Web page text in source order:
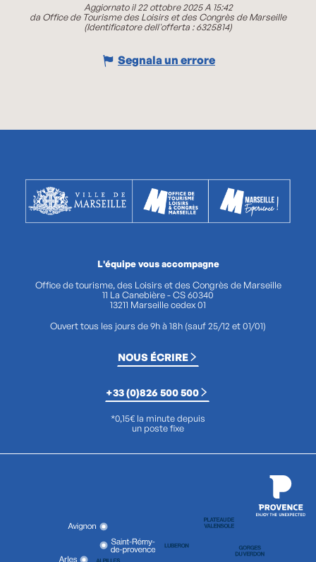
Aggiornato il 22 ottobre 2025 A 15:42
da Office de Tourisme des Loisirs et des Congrès de Marseille
(Identificatore dell'offerta :6325814)
Segnala un errore
L'équipe vous accompagne
Office de tourisme, des Loisirs et des Congrès de Marseille
11 La Canebière - CS 60340
13211 Marseille cedex 01
Ouvert tous les jours de 9h à 18h (sauf 25/12 et 01/01)
NOUS ÉCRIRE
+33 (0)826 500 500
*0,15€ la minute depuis
un poste fixe